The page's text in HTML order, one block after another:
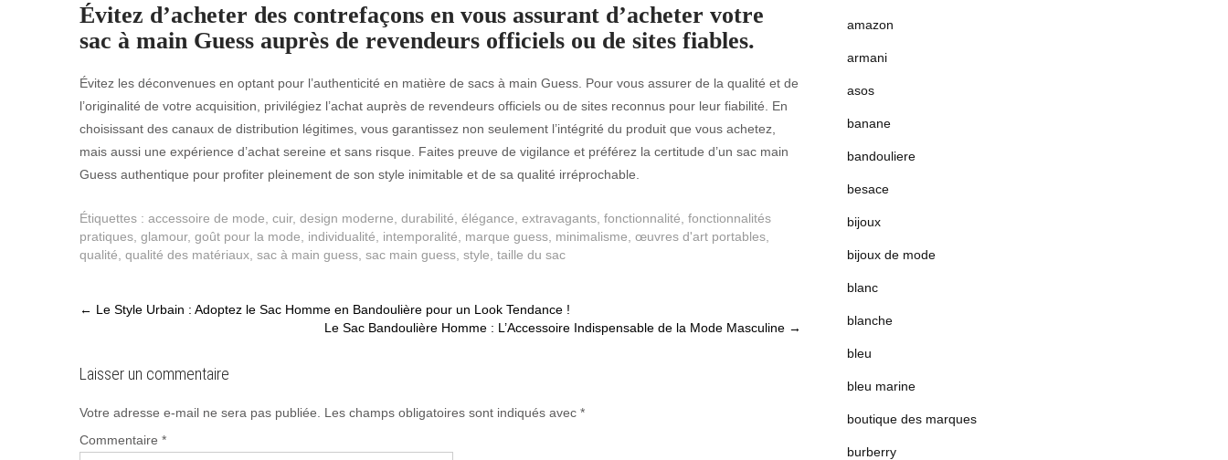
Évitez d’acheter des contrefaçons en vous assurant d’acheter votre
sac à main Guess auprès de revendeurs officiels ou de sites fiables.
Évitez les déconvenues en optant pour l’authenticité en matière de sacs à main Guess. Pour vous assurer de la qualité et de
l’originalité de votre acquisition, privilégiez l’achat auprès de revendeurs officiels ou de sites reconnus pour leur fiabilité. En
choisissant des canaux de distribution légitimes, vous garantissez non seulement l’intégrité du produit que vous achetez,
mais aussi une expérience d’achat sereine et sans risque. Faites preuve de vigilance et préférez la certitude d’un sac main
Guess authentique pour profiter pleinement de son style inimitable et de sa qualité irréprochable.
Étiquettes : accessoire de mode cuir, design moderne durabilité élégance extravagants fonctionnalité fonctionnalités
pratiques glamour, goût pour la mode individualité intemporalité marque guess minimalisme œuvres d'art portables
qualité qualité des matériaux sac à main guess sac main guess style taille du sac
Post
← Le Style Urbain : Adoptez le Sac Homme en Bandoulière pour un Look Tendance !
Le Sac Bandoulière Homme : L’Accessoire Indispensable de la Mode Masculine →
Laisser un commentaire
Votre adresse e-mail ne sera pas publiée. Les champs obligatoires sont indiqués avec *
Commentaire *
amazon
armani
asos
banane
bandouliere
besace
bijoux
bijoux de mode
blanc
blanche
bleu
bleu marine
boutique des marques
burberry